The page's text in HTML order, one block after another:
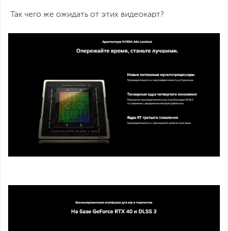
Так чего же ожидать от этих видеокарт?